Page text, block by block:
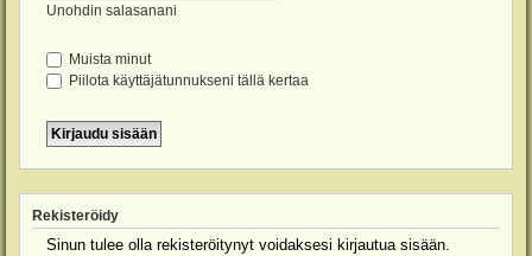
Unohdin salasanani
Muista minut
Piilota käyttäjätunnukseni tällä kertaa
Rekisteröidy
Sinun tulee olla rekisteröitynyt voidaksesi kirjautua sisään.